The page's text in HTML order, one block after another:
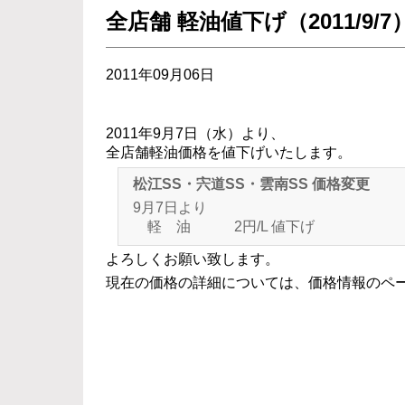
全店舗 軽油値下げ（2011/9/7）
2011年09月06日
2011年9月7日（水）より、
全店舗軽油価格を値下げいたします。
松江SS・宍道SS・雲南SS 価格変更
9月7日より
軽 油 2円/L 値下げ
よろしくお願い致します。
現在の価格の詳細については、 価格情報のペ